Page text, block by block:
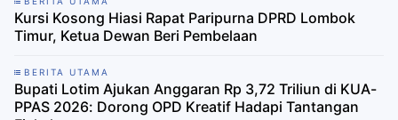
Kursi Kosong Hiasi Rapat Paripurna DPRD Lombok
Timur, Ketua Dewan Beri Pembelaan
BERITA UTAMA
Bupati Lotim Ajukan Anggaran Rp 3,72 Triliun di KUA-
PPAS 2026: Dorong OPD Kreatif Hadapi Tantangan